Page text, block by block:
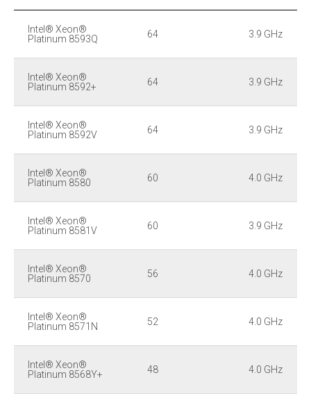
Intel® Xeon®
Platinum 8593Q
64 3.9 GHz
Intel® Xeon®
Platinum 8592+
64 3.9 GHz
Intel® Xeon®
Platinum 8592V
64 3.9 GHz
Intel® Xeon®
Platinum 8580
60 4.0 GHz
Intel® Xeon®
Platinum 8581V
60 3.9 GHz
Intel® Xeon®
Platinum 8570
56 4.0 GHz
Intel® Xeon®
Platinum 8571N
52 4.0 GHz
Intel® Xeon®
Platinum 8568Y+
48 4.0 GHz